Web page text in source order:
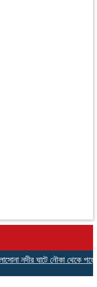
নদীর ঘাটে নৌকা থেকে